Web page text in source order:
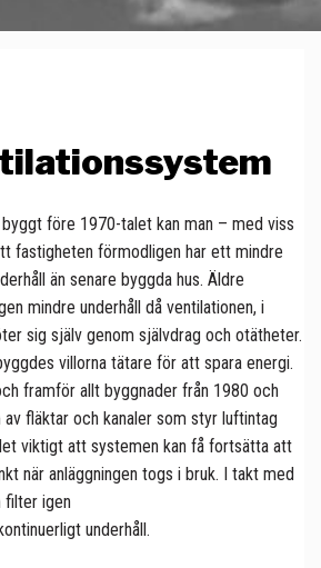
före 1970-talet kan man – med viss
fastigheten förmodligen har ett mindre
än senare byggda hus. Äldre
mindre underhåll då ventilationen, i
sig själv genom självdrag och otätheter.
villorna tätare för att spara energi.
framför allt byggnader från 1980 och
fläktar och kanaler som styr luftintag
viktigt att systemen kan få fortsätta att
när anläggningen togs i bruk. I takt med
filter igen
underhåll.